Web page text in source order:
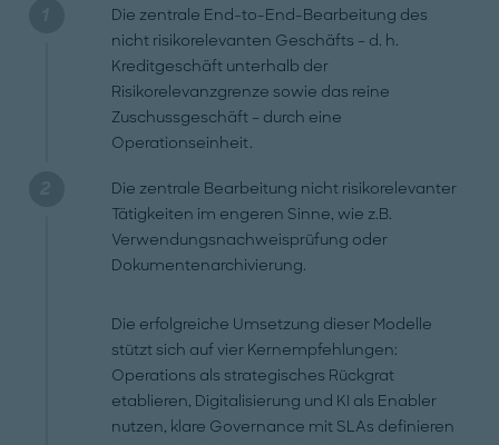
Die zentrale End-to-End-Bearbeitung des
nicht risikorelevanten Geschäfts – d. h.
Kreditgeschäft unterhalb der
Risikorelevanzgrenze sowie das reine
Zuschussgeschäft – durch eine
Operationseinheit.
Die zentrale Bearbeitung nicht risikorelevanter
Tätigkeiten im engeren Sinne, wie z.B.
Verwendungsnachweisprüfung oder
Dokumentenarchivierung.
Die erfolgreiche Umsetzung dieser Modelle
stützt sich auf vier Kernempfehlungen:
Operations als strategisches Rückgrat
etablieren, Digitalisierung und KI als Enabler
nutzen, klare Governance mit SLAs definieren